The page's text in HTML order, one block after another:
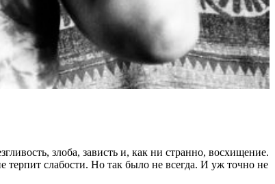
злоба, зависть и, как ни странно, восхищение.
терпит слабости. Но так было не всегда. И уж точно не